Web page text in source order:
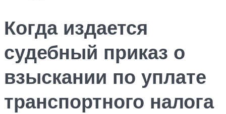
Когда издается
судебный приказ о
взыскании по уплате
транспортного налога